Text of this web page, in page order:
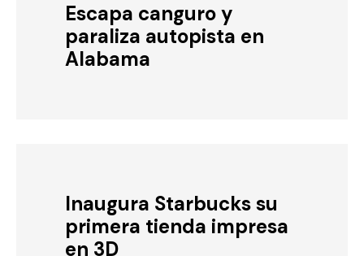
Escapa canguro y
paraliza autopista en
Alabama
Inaugura Starbucks su
primera tienda impresa
en 3D